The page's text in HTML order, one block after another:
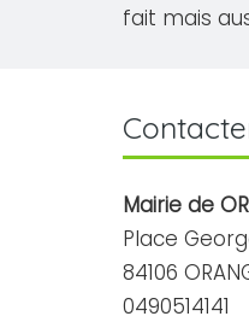
fait mais
Mairie de
Place
84106
0490514141